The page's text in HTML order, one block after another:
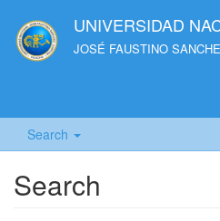
UNIVERSIDAD
JOSÉ FAUSTINO
Search
Search